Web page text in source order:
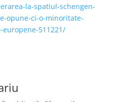
la-spatiul-schengen-
opune-ci-o-minoritate-
511221/